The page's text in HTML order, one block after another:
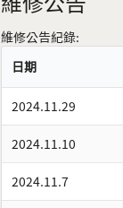
維修公告紀錄:
日期
2024.11.29
2024.11.10
2024.11.7